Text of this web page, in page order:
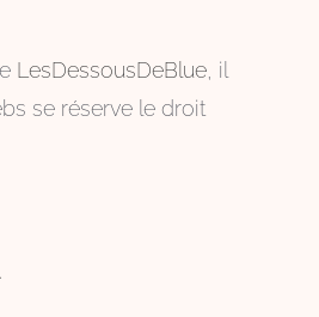
LesDessousDeBlue , il
se réserve le droit
.